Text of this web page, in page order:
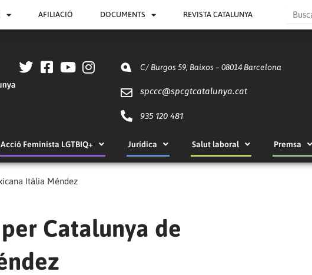
AFILIACIÓ DOCUMENTS REVISTA CATALUNYA Search
C/ Burgos 59, Baixos – 08014 Barcelona
spccc@spcgtcatalunya.cat
935 120 481
Acció Feminista LGTBIQ+ Jurídica Salut laboral Premsa
Itàlia Méndez
Catalunya de